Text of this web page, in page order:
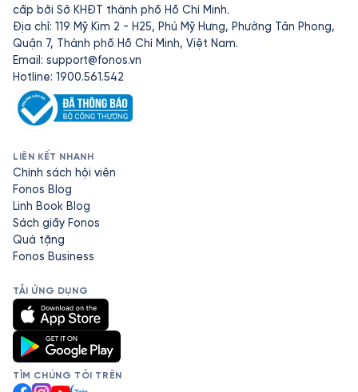
cấp bởi Sở KHĐT thành phố Hồ Chí Minh.
Địa chỉ: 119 Mỹ Kim 2 - H25, Phú Mỹ Hưng, Phường Tân Phong,
Quận 7, Thành phố Hồ Chí Minh, Việt Nam.
Email: support@fonos.vn
Hotline: 1900.561.542
LIÊN KẾT NHANH
Chính sách hội viên
Fonos Blog
Linh Book Blog
Sách giấy Fonos
Quà tặng
Fonos Business
TẢI ỨNG DỤNG
TÌM CHÚNG TÔI TRÊN